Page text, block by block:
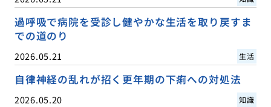
過呼吸で病院を受診し健やかな生活を取り戻すま
での道のり
2026.05.21 生活
自律神経の乱れが招く更年期の下痢への対処法
2026.05.20 知識